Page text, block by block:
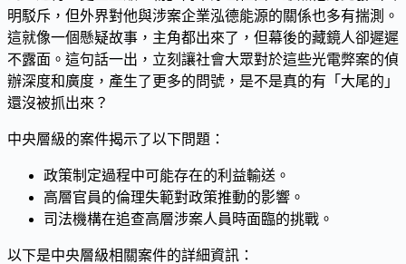
明駁斥，但外界對他與涉案企業泓德能源的關係也多有揣測。
這就像一個懸疑故事，主角都出來了，但幕後的藏鏡人卻遲遲
不露面。這句話一出，立刻讓社會大眾對於這些光電弊案的偵
辦深度和廣度，產生了更多的問號，是不是真的有「大尾的」
還沒被抓出來？
中央層級的案件揭示了以下問題：
政策制定過程中可能存在的利益輸送。
高層官員的倫理失範對政策推動的影響。
司法機構在追查高層涉案人員時面臨的挑戰。
以下是中央層級相關案件的詳細資訊：